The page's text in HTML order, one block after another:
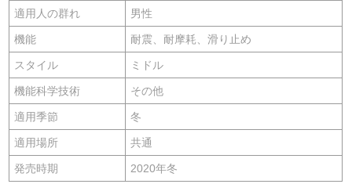
適用人の群れ 男性
機能 耐震、耐摩耗、滑り止め
スタイル ミドル
機能科学技術 その他
適用季節 冬
適用場所 共通
発売時期 2020年冬